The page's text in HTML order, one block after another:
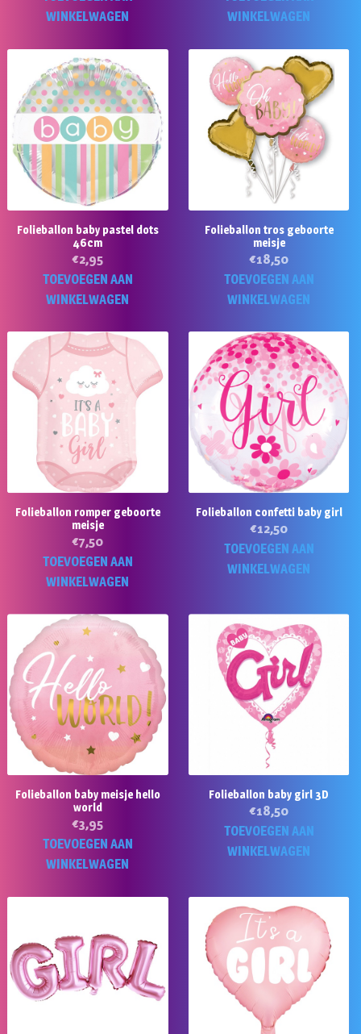
WINKELWAGEN
WINKELWAGEN
Folieballon baby pastel dots
46cm
€2,95
TOEVOEGEN AAN
WINKELWAGEN
Folieballon tros geboorte
meisje
€18,50
TOEVOEGEN AAN
WINKELWAGEN
Folieballon romper geboorte
meisje
€7,50
TOEVOEGEN AAN
WINKELWAGEN
Folieballon confetti baby girl
€12,50
TOEVOEGEN AAN
WINKELWAGEN
Folieballon baby meisje hello
world
€3,95
TOEVOEGEN AAN
WINKELWAGEN
Folieballon baby girl 3D
€18,50
TOEVOEGEN AAN
WINKELWAGEN